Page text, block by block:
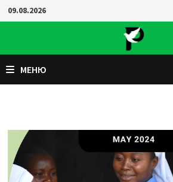
Перейти
к
09.08.2026
МЕНЮ